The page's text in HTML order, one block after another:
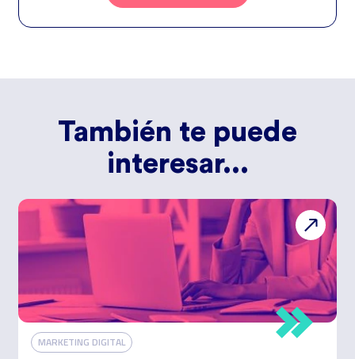
petición. Quedan reconocidos los derechos de acceso, rectificación,
Privacidad.
También te puede
interesar...
MARKETING DIGITAL